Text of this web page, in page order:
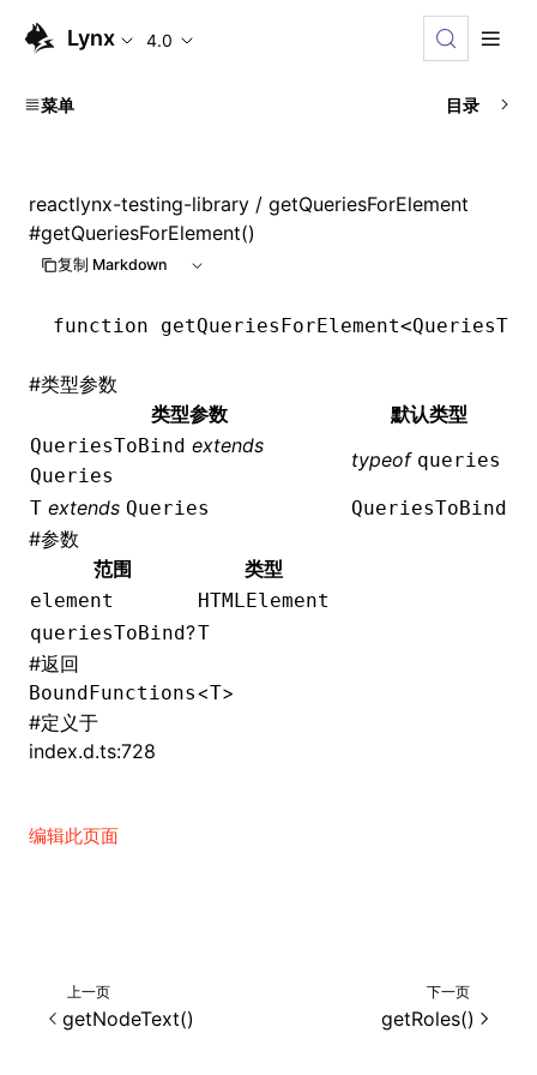
Lynx 4.0
菜单 目录
reactlynx-testing-library / getQueriesForElement
#getQueriesForElement()
复制 Markdown
function getQueriesForElement<
#类型参数
类型参数
默认类型
QueriesToBind extends
Queries
typeof queries
T extends Queries QueriesToBind
#参数
范围
类型
element
HTMLElement
queriesToBind?T
#返回
BoundFunctions<T>
#定义于
index.d.ts:728
编辑此页面
上一页
getNodeText()
下一页
getRoles()